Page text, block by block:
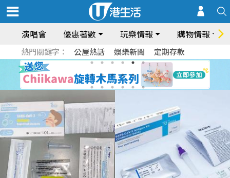
演唱會 優惠著數 玩樂情報 購物情報
熱門關鍵字： 公屋熱話 娛樂新聞 定期存款